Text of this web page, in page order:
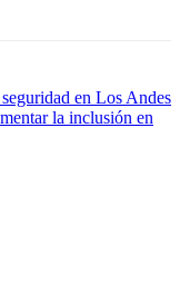
en Los Andes
la inclusión en